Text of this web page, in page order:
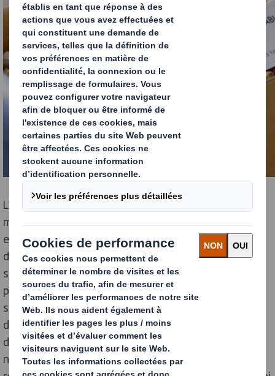
L’environnement est devenu une préoccupation
majeure pour les consommateurs comme les
entreprises. Pour réduire les émissions de gaz à effet
de serre, lesemballages à usage unique en plastique
sont interdits. Des alternatives sont désormais
proposées, comme l’emballage réutilisable
solution s’inscrit dans une démarche écologique,
durable. Elle s’impose peu à peu sur le marché ces
dernières années. DS Smith propose des packagings
novateurs pour accompagner les entreprises dans la